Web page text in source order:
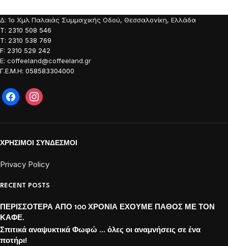
Δ: 1o Χμλ Παλαιάς Συμμαχικής Οδού, Θεσσαλονίκη, Ελλάδα
Τ: 2310 508 546
Τ: 2310 538 769
F: 2310 529 242
E: coffeeland@coffeeland.gr
Γ.Ε.Μ.Η: 058583304000
ΧΡΗΣΙΜΟΙ ΣΥΝΔΕΣΜΟΙ
Privacy Policy
RECENT POSTS
ΠΕΡΙΣΣΟΤΕΡΑ ΑΠΟ 100 ΧΡΟΝΙΑ ΕΧΟΥΜΕ ΠΑΘΟΣ ΜΕ ΤΟΝ
ΚΑΦΕ.
Σπιτικά αναψυκτικά Φωφώ … όλες οι αναμνήσεις σε ένα
ποτήρι!